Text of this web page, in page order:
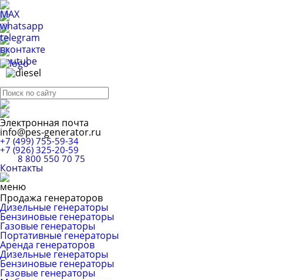
Электронная почта
info@pes-generator.ru
+7 (499) 755-59-34
+7 (926) 325-20-59
8 800 550 70 75
Контакты
Продажа генераторов
Дизельные генераторы
Бензиновые генераторы
Газовые генераторы
Портативные генераторы
Аренда генераторов
Дизельные генераторы
Бензиновые генераторы
Газовые генераторы